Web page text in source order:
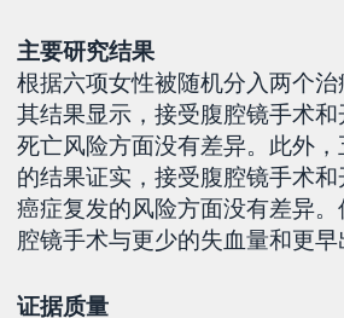
主要研究结果
根据六项女性被随机分入两个治
其结果显示，接受腹腔镜手术
死亡风险方面没有差异。此外
的结果证实，接受腹腔镜手术
癌症复发的风险方面没有差异
腔镜手术与更少的失血量和更早
证据质量